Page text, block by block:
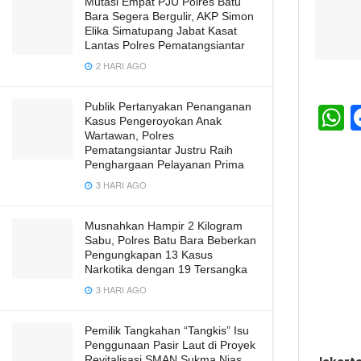
Bara Segera Bergulir, AKP Simon
Elika Simatupang Jabat Kasat
Lantas Polres Pematangsiantar
2 HARI AGO
Publik Pertanyakan Penanganan
Kasus Pengeroyokan Anak
Wartawan, Polres
Pematangsiantar Justru Raih
Penghargaan Pelayanan Prima
3 HARI AGO
Musnahkan Hampir 2 Kilogram
Sabu, Polres Batu Bara Beberkan
Pengungkapan 13 Kasus
Narkotika dengan 19 Tersangka
3 HARI AGO
Pemilik Tangkahan “Tangkis” Isu
Penggunaan Pasir Laut di Proyek
h